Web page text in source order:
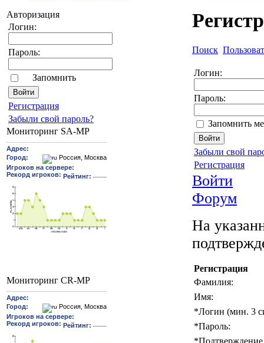
Авторизация
Логин:
Пароль:
Запомнить
Pегиcтрaция
Забыли свой пароль?
Мониторинг SA-MP
Мониторинг CR-MP
Поиск
Логин:
Пароль:
Запомнить
Забыли свой
Регистрация
Войти
Форум
На
Регистрация
Фамилия:
Имя:
*Логин (мин. 3
*Пароль:
*Подтверждение